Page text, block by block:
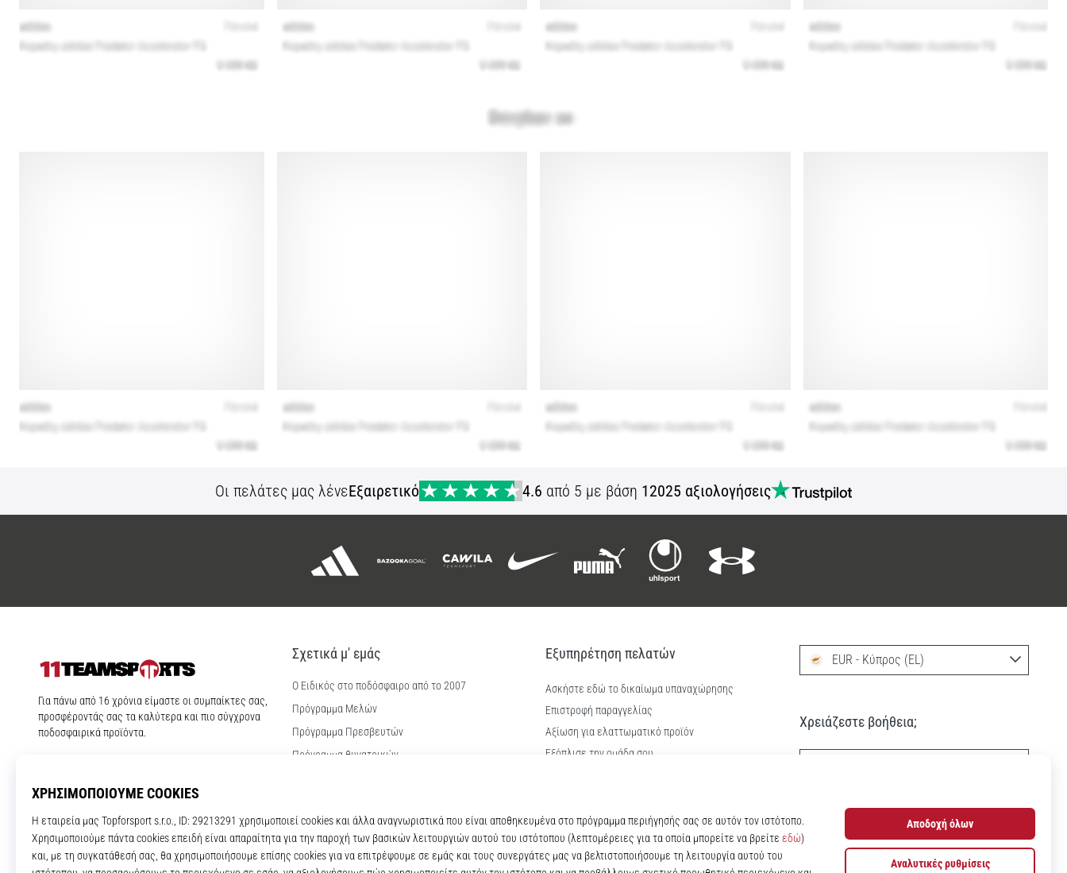
Οι πελάτες μας λένεΕξαιρετικό 4.6 από 5 με βάση 12025 αξιολογήσεις
11teamsports.cy
Για πάνω από 16 χρόνια είμαστε οι συμπαίκτες σας,
προσφέροντάς σας τα καλύτερα και πιο σύγχρονα
ποδοσφαιρικά προϊόντα.
Σχετικά μ' εμάς
Ο Ειδικός στο ποδόσφαιρο από το 2007
Πρόγραμμα Μελών
Πρόγραμμα Πρεσβευτών
Πρόγραμμα θυγατρικών
Όροι και Προϋποθέσεις
Εξυπηρέτηση πελατών
Ασκήστε εδώ το δικαίωμα υπαναχώρησης
Επιστροφή παραγγελίας
Αξίωση για ελαττωματικό προϊόν
Εξόπλισε την ομάδα σου
Επικοινωνία
Συχνές ερωτήσεις
Πολιτική απορρήτου
EUR - Κύπρος (EL)
Χρειάζεστε βοήθεια;